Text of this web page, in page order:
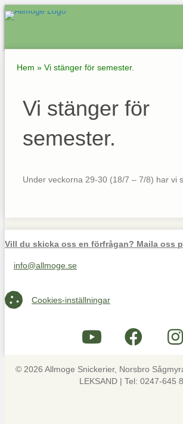
Hem » Vi stänger för semester.
Vi stänger för
semester.
Under veckorna 29-30 (18/7 – 7/8) har vi
Vill du skicka oss en förfrågan? Maila oss
Maila oss på info@allmoge.se
info@allmoge.se
Cookies-inställningar
Cookies-inställningar
© 2026 Allmoge Snickerier, Norsbro
LEKSAND | Tel: 0247-645